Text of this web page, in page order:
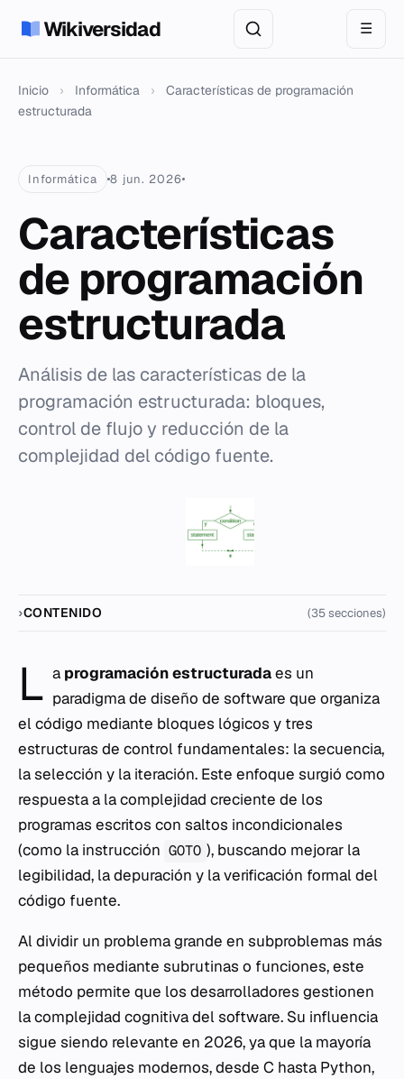
Wikiversidad ☰
Inicio › Informática ›
Características de programación
estructurada
Informática 8 jun. 2026
Características
de programación
estructurada
Análisis de las características de la
programación estructurada: bloques,
control de flujo y reducción de la
complejidad del código fuente.
CONTENIDO (35 secciones)
L a programación estructuradaes un
paradigma de diseño de software que organiza
el código mediante bloques lógicos y tres
estructuras de control fundamentales: la secuencia,
la selección y la iteración. Este enfoque surgió como
respuesta a la complejidad creciente de los
programas escritos con saltos incondicionales
(como la instrucción GOTO ), buscando mejorar la
legibilidad, la depuración y la verificación formal del
código fuente.
Al dividir un problema grande en subproblemas más
pequeños mediante subrutinas o funciones, este
método permite que los desarrolladores gestionen
la complejidad cognitiva del software. Su influencia
sigue siendo relevante en 2026, ya que la mayoría
de los lenguajes modernos, desde C hasta Python,